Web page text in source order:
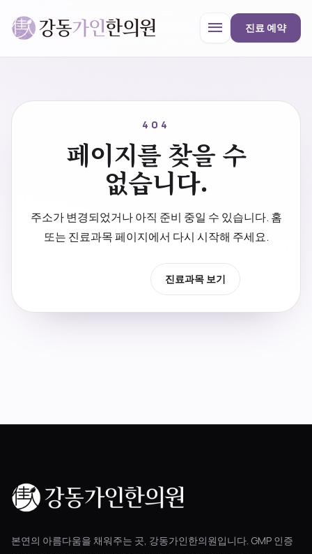
menu 진료 예약
한의원 안내
진료과목
404
페이지를 찾을 수
없습니다.
주소가 변경되었거나 아직 준비 중일 수 있습니다. 홈
또는 진료과목 페이지에서 다시 시작해 주세요.
진료과목 보기
본연의 아름다움을 채워주는 곳, 강동가인한의원입니다. GMP 인증